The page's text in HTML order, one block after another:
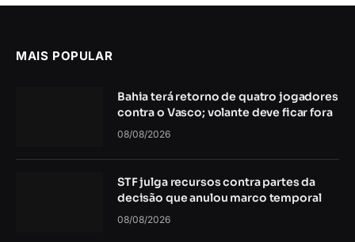
MAIS POPULAR
Bahia terá retorno de quatro jogadores
contra o Vasco; volante deve ficar fora
08/08/2026
STF julga recursos contra partes da
decisão que anulou marco temporal
08/08/2026